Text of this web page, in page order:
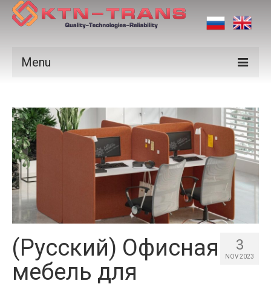
Menu
Vendors
Applications
Certificates
Contact us
3
NOV 2023
(Русский) Офисная
мебель для